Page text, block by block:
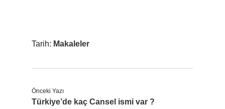
Tarih: Makaleler
Önceki Yazı
Türkiye’de kaç Cansel ismi var ?